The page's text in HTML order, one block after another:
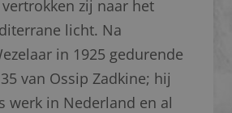
zij naar het
licht. Na
in 1925 gedurende
van Ossip Zadkine; hij
werk in Nederland en al